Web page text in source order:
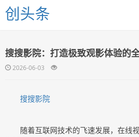
创头条
搜搜影院：打造极致观影体验的
2026-06-03
搜搜影院
随着互联网技术的飞速发展，在线